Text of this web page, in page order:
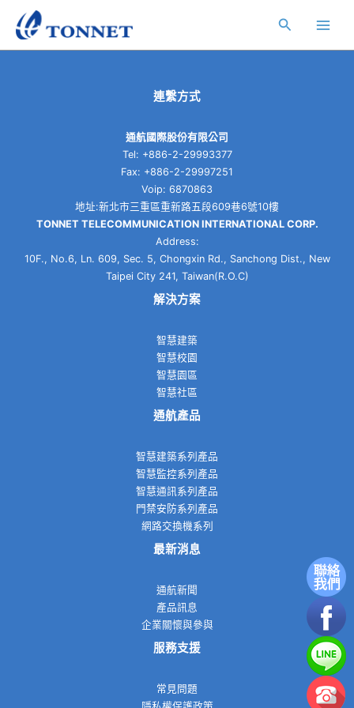
搜
尋
連繫方式
通航國際股份有限公司
Tel: +886-2-29993377
Fax: +886-2-29997251
Voip: 6870863
地址:新北市三重區重新路五段609巷6號10樓
TONNET TELECOMMUNICATION INTERNATIONAL CORP.
Address:
10F., No.6, Ln. 609, Sec. 5, Chongxin Rd., Sanchong Dist., New
Taipei City 241, Taiwan(R.O.C)
解決方案
智慧建築
智慧校園
智慧園區
智慧社區
通航產品
智慧建築系列產品
智慧監控系列產品
智慧通訊系列產品
門禁安防系列產品
網路交換機系列
最新消息
通航新聞
產品訊息
企業關懷與參與
服務支援
常見問題